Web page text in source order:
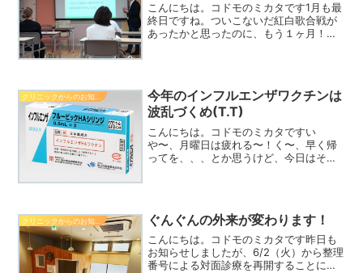
こんにちは。コドモのミカタです1月も最
終日ですね。ついこないだ紅白歌合戦が
あったかと思ったのに、もう１ヶ月！光
クリニックからのお知らせ
今年のインフルエンザワクチンは
波乱づくめ(T.T)
こんにちは。コドモのミカタですい
や〜、月曜日は疲れる〜！く〜、早く帰
ってを、、、とか思うけど、今日はそう
ぐんぐんの外来が変わります！
こんにちは。コドモのミカタです昨日も
お知らせしましたが、6/2（火）から整理
番号による対面診療を再開することにし